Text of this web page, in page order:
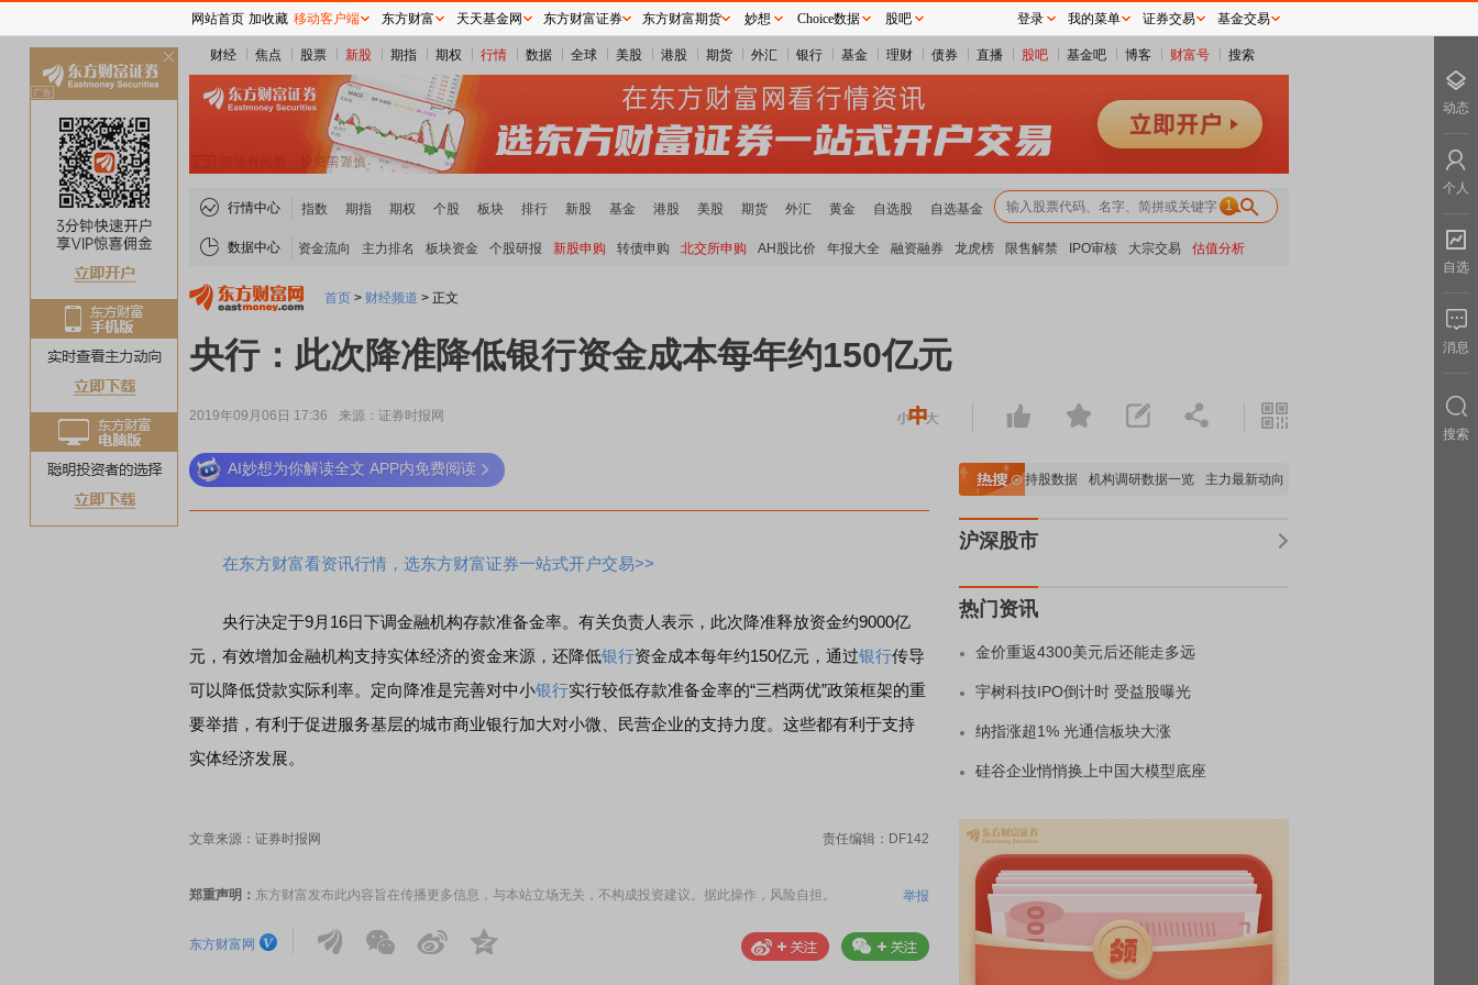
财经 焦点 股票 新股 期指 期权 行情 数据 全球 美股 港股 期货 外汇 银行 基金 理财 债券 直播 股吧 基金吧 博客 财富号 搜索
行情中心 指数 期指 期权 个股 板块 排行 新股 基金 港股 美股 期货 外汇 黄金 自选股 自选基金 1
数据中心 资金流向 主力排名 板块资金 个股研报 新股申购 转债申购 北交所申购 AH股比价 年报大全 融资融券 龙虎榜 限售解禁 IPO审核 大宗交易 估值分析
首页 > 财经频道 > 正文
央行：此次降准降低银行资金成本每年约150亿元
2019年09月06日 17:36 来源：证券时报网
AI妙想为你解读全文 APP内免费阅读
在东方财富看资讯行情，选东方财富证券一站式开户交易>>
央行决定于9月16日下调金融机构存款准备金率。有关负责人表示，此次降准释放资金约9000亿
元，有效增加金融机构支持实体经济的资金来源，还降低银行资金成本每年约150亿元，通过银行传导
可以降低贷款实际利率。定向降准是完善对中小银行实行较低存款准备金率的“三档两优”政策框架的重
要举措，有利于促进服务基层的城市商业银行加大对小微、民营企业的支持力度。这些都有利于支持
实体经济发展。
文章来源：证券时报网 责任编辑：DF142
郑重声明： 东方财富发布此内容旨在传播更多信息，与本站立场无关，不构成投资建议。据此操作，风险自担。 举报
东方财富网
稀土板块领涨 重要机构持股数据 机构调研数据一览 主力最新动向 上市公司限售股解禁一览
沪深股市
热门资讯
金价重返4300美元后还能走多远
宇树科技IPO倒计时 受益股曝光
纳指涨超1% 光通信板块大涨
硅谷企业悄悄换上中国大模型底座
网站首页 加收藏 移动客户端 东方财富 天天基金网 东方财富证券 东方财富期货 妙想 Choice数据 股吧 登录 我的菜单 证券交易 基金交易
动态
个人
自选
消息
搜索
关